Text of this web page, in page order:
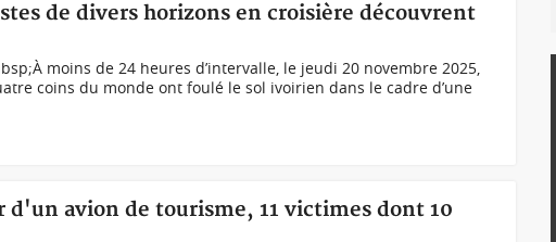
de divers horizons en croisière découvrent
moins de 24 heures d’intervalle, le jeudi 20 novembre 2025,
coins du monde ont foulé le sol ivoirien dans le cadre d’une
d'un avion de tourisme, 11 victimes dont 10